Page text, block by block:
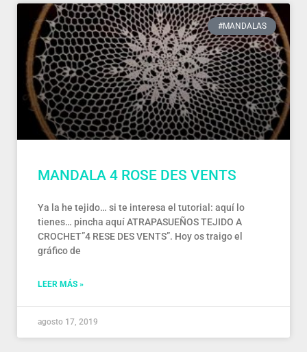
#MANDALAS
MANDALA 4 ROSE DES VENTS
Ya la he tejido… si te interesa el tutorial: aquí lo
tienes… pincha aquí ATRAPASUEÑOS TEJIDO A
CROCHET”4 RESE DES VENTS”. Hoy os traigo el
gráfico de
LEER MÁS »
agosto 17, 2019